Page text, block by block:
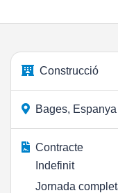
Construcció
Bages, Espanya
Contracte
Indefinit
Jornada